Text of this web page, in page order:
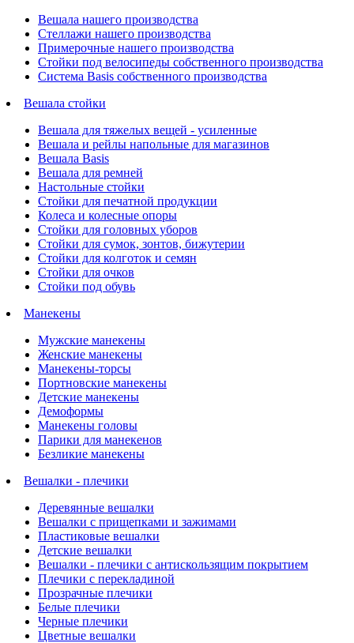
Вешала нашего производства
Стеллажи нашего производства
Примерочные нашего производства
Стойки под велосипеды собственного производства
Система Basis собственного производства
Вешала стойки
Вешала для тяжелых вещей - усиленные
Вешала и рейлы напольные для магазинов
Вешала Basis
Вешала для ремней
Настольные стойки
Стойки для печатной продукции
Колеса и колесные опоры
Стойки для головных уборов
Стойки для сумок, зонтов, бижутерии
Стойки для колготок и семян
Стойки для очков
Стойки под обувь
Манекены
Мужские манекены
Женские манекены
Манекены-торсы
Портновские манекены
Детские манекены
Демоформы
Манекены головы
Парики для манекенов
Безликие манекены
Вешалки - плечики
Деревянные вешалки
Вешалки с прищепками и зажимами
Пластиковые вешалки
Детские вешалки
Вешалки - плечики с антискользящим покрытием
Плечики с перекладиной
Прозрачные плечики
Белые плечики
Черные плечики
Цветные вешалки